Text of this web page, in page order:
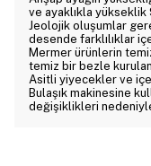
ve ayaklıkla yükseklik
Jeolojik oluşumlar
desende farklılıklar
Mermer ürünlerin
temiz bir bezle
Asitli yiyecekler ve
Bulaşık makinesine
değişiklikleri